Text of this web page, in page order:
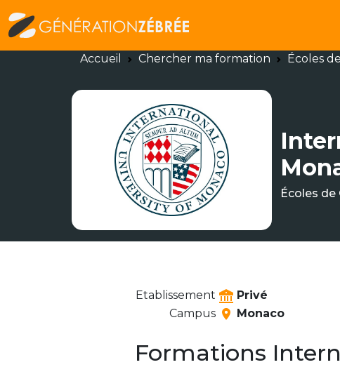
Accueil Chercher ma formation Écoles
Écoles
Etablissement
Privé
Campus
Monaco
Formations